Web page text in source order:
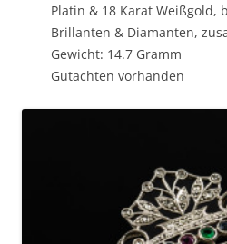
Platin & 18 Karat Weißgold,
Brillanten & Diamanten,
Gewicht: 14.7 Gramm
Gutachten vorhanden